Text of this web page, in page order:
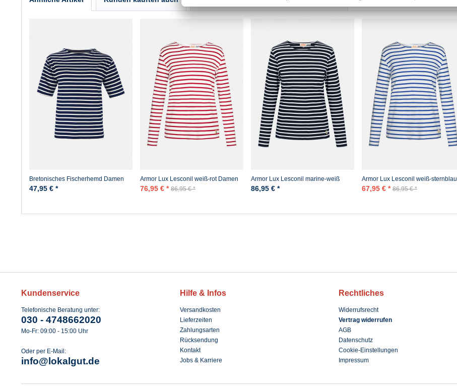
Bretonisches Fischerhemd Damen
Kurzarm - blau/ecrugestreift
47,95 € *
Armor Lux Lesconil weiß-rot Damen
Streifenshirt
76,95 € * 86,95 € *
Armor Lux Lesconil marine-weiß
Damen Streifenshirt
86,95 € *
Armor Lux Lesconil weiß-sternblau
Damen Streifenshirt
67,95 € * 86,95 € *
Kundenservice
Telefonische Beratung unter:
030 - 4748662020
Mo-Fr: 09:00 - 15:00 Uhr
Oder per E-Mail:
info@lokalgut.de
Hilfe & Infos
Versandkosten
Lieferzeiten
Zahlungsarten
Rücksendung
Kontakt
Jobs & Karriere
Rechtliches
Widerrufsrecht
Vertrag widerrufen
AGB
Datenschutz
Cookie-Einstellungen
Impressum